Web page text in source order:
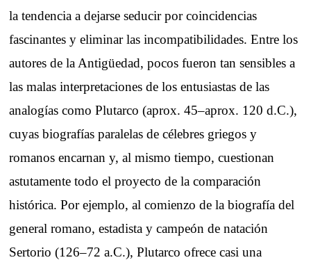
la tendencia a dejarse seducir por coincidencias
fascinantes y eliminar las incompatibilidades. Entre los
autores de la Antigüedad, pocos fueron tan sensibles a
las malas interpretaciones de los entusiastas de las
analogías como Plutarco (aprox. 45–aprox. 120 d.C.),
cuyas biografías paralelas de célebres griegos y
romanos encarnan y, al mismo tiempo, cuestionan
astutamente todo el proyecto de la comparación
histórica. Por ejemplo, al comienzo de la biografía del
general romano, estadista y campeón de natación
Sertorio (126–72 a.C.), Plutarco ofrece casi una